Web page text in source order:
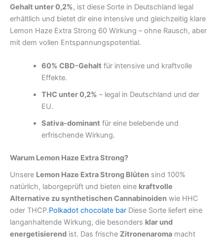
Gehalt unter 0,2%, ist diese Sorte in Deutschland legal
erhältlich und bietet dir eine intensive und gleichzeitig klare
Lemon Haze Extra Strong 60 Wirkung – ohne Rausch, aber
mit dem vollen Entspannungspotential.
60% CBD-Gehalt für intensive und kraftvolle
Effekte.
THC unter 0,2% – legal in Deutschland und der
EU.
Sativa-dominant für eine belebende und
erfrischende Wirkung.
Warum Lemon Haze Extra Strong?
Unsere Lemon Haze Extra Strong Blüten sind 100%
natürlich, laborgeprüft und bieten eine kraftvolle
Alternative zu synthetischen Cannabinoiden wie HHC
oder THCP.Polkadot chocolate bar Diese Sorte liefert eine
langanhaltende Wirkung, die besonders klar und
energetisierend ist. Das frische Zitronenaroma macht